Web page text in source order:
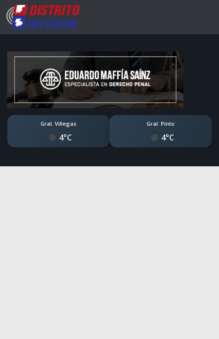
Gral. Villegas
4°C
Gral. Pinto
4°C